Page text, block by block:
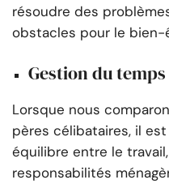
résoudre des
obstacles pour le
Gestion du temps
Lorsque nous
pères célibataires, il
équilibre entre le
responsabilités